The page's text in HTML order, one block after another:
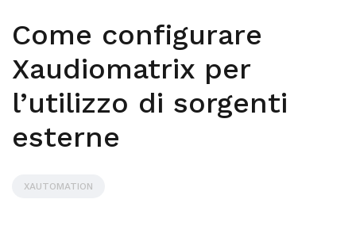
Come configurare
Xaudiomatrix per
l’utilizzo di sorgenti
esterne
XAUTOMATION